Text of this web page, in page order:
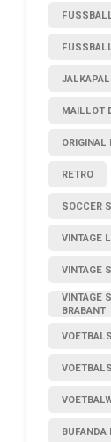
MAILLOT
RETRO
SOCCER
VINTAGE
VINTAGE
VINTAGE
BRABANT
BUFANDA